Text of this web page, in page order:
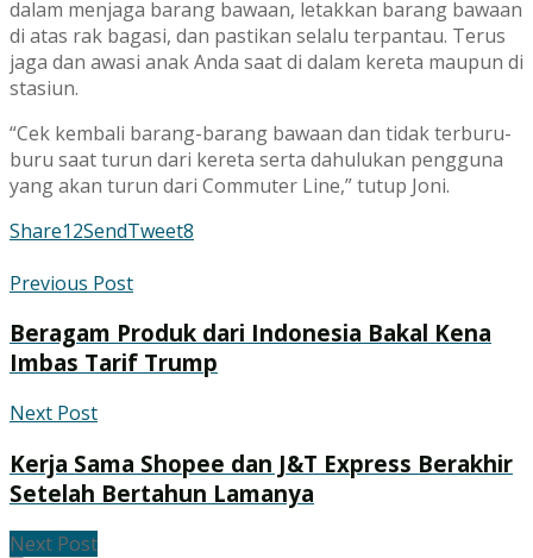
dalam menjaga barang bawaan, letakkan barang bawaan
di atas rak bagasi, dan pastikan selalu terpantau. Terus
jaga dan awasi anak Anda saat di dalam kereta maupun di
stasiun.
“Cek kembali barang-barang bawaan dan tidak terburu-
buru saat turun dari kereta serta dahulukan pengguna
yang akan turun dari Commuter Line,” tutup Joni.
Share12SendTweet8
Previous Post
Beragam Produk dari Indonesia Bakal Kena
Imbas Tarif Trump
Next Post
Kerja Sama Shopee dan J&T Express Berakhir
Setelah Bertahun Lamanya
Next Post